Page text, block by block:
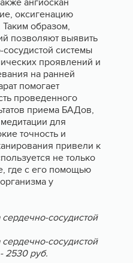
оксигенацию
Таким образом,
позволяют выявить
системы
проявлений и
на ранней
помогает
проведенного
приема БАДов,
для
точность и
привели к
не только
где с его помощью
у
сосудистой
сосудистой
2530 руб.